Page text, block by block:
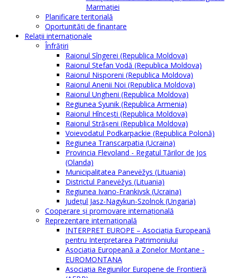
Marmației
Planificare teritorială
Oportunităţi de finanţare
Relaţii internaţionale
Înfrăţiri
Raionul Sîngerei (Republica Moldova)
Raionul Ștefan Vodă (Republica Moldova)
Raionul Nisporeni (Republica Moldova)
Raionul Anenii Noi (Republica Moldova)
Raionul Ungheni (Republica Moldova)
Regiunea Syunik (Republica Armenia)
Raionul Hîncești (Republica Moldova)
Raionul Străşeni (Republica Moldova)
Voievodatul Podkarpackie (Republica Polonă)
Regiunea Transcarpatia (Ucraina)
Provincia Flevoland - Regatul Ţărilor de Jos
(Olanda)
Municipalitatea Panevėžys (Lituania)
Districtul Panevėžys (Lituania)
Regiunea Ivano-Frankivsk (Ucraina)
Judeţul Jasz-Nagykun-Szolnok (Ungaria)
Cooperare şi promovare internaţională
Reprezentare internaţională
INTERPRET EUROPE – Asociația Europeană
pentru Interpretarea Patrimoniului
Asociația Europeană a Zonelor Montane -
EUROMONTANA
Asociația Regiunilor Europene de Frontieră